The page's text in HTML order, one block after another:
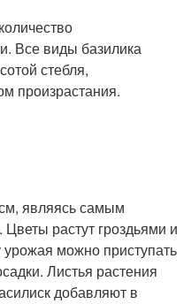
Все виды базилика
стебля,
произрастания.
являясь самым
растут гроздьями и
можно приступать
Листья растения
добавляют в